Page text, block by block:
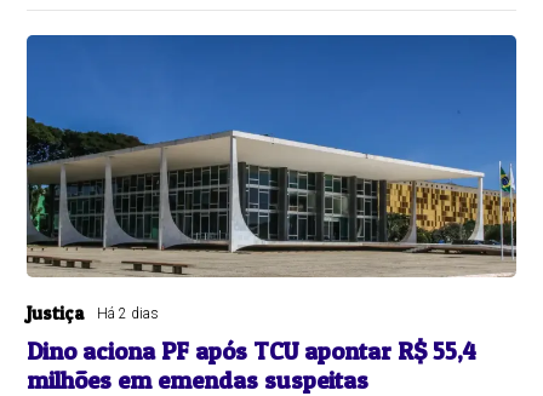
Justiça Há 2 dias
Dino aciona PF após TCU apontar R$ 55,4
milhões em emendas suspeitas